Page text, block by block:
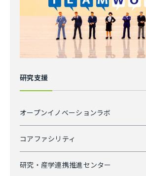
研究支援
オープンイノベーションラボ
コアファシリティ
研究・産学連携推進センター